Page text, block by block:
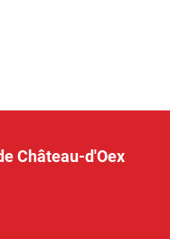
Château-d'Oex